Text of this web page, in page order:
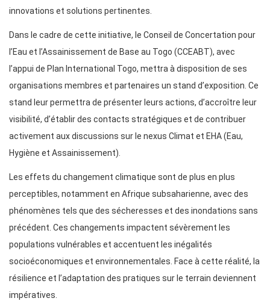
innovations et solutions pertinentes.
Dans le cadre de cette initiative, le Conseil de Concertation pour
l’Eau et l’Assainissement de Base au Togo (CCEABT), avec
l’appui de Plan International Togo, mettra à disposition de ses
organisations membres et partenaires un stand d’exposition. Ce
stand leur permettra de présenter leurs actions, d’accroître leur
visibilité, d’établir des contacts stratégiques et de contribuer
activement aux discussions sur le nexus Climat et EHA (Eau,
Hygiène et Assainissement).
Les effets du changement climatique sont de plus en plus
perceptibles, notamment en Afrique subsaharienne, avec des
phénomènes tels que des sécheresses et des inondations sans
précédent. Ces changements impactent sévèrement les
populations vulnérables et accentuent les inégalités
socioéconomiques et environnementales. Face à cette réalité, la
résilience et l’adaptation des pratiques sur le terrain deviennent
impératives.